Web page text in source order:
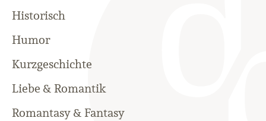
Historisch
Humor
Kurzgeschichte
Liebe & Romantik
Romantasy & Fantasy